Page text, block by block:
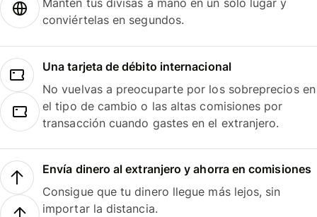
Mantén tus divisas a mano en un solo lugar y
conviértelas en segundos.
Una tarjeta de débito internacional
No vuelvas a preocuparte por los sobreprecios en
el tipo de cambio o las altas comisiones por
transacción cuando gastes en el extranjero.
Envía dinero al extranjero y ahorra en comisiones
Consigue que tu dinero llegue más lejos, sin
importar la distancia.